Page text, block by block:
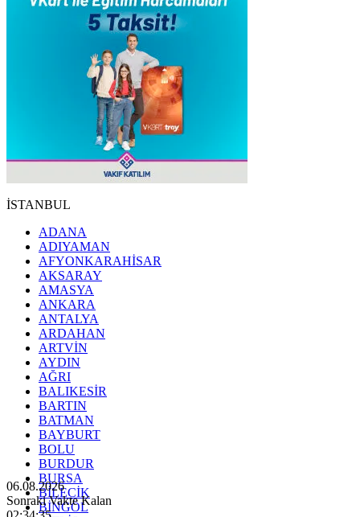
İSTANBUL
ADANA
ADIYAMAN
AFYONKARAHİSAR
AKSARAY
AMASYA
ANKARA
ANTALYA
ARDAHAN
ARTVİN
AYDIN
AĞRI
BALIKESİR
BARTIN
BATMAN
BAYBURT
BOLU
BURDUR
BURSA
BİLECİK
BİNGÖL
06.08.2026
Sonraki Vakte Kalan